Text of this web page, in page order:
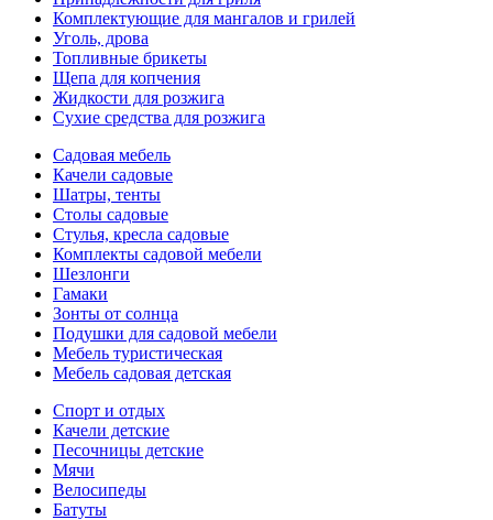
Комплектующие для мангалов и грилей
Уголь, дрова
Топливные брикеты
Щепа для копчения
Жидкости для розжига
Сухие средства для розжига
Садовая мебель
Качели садовые
Шатры, тенты
Столы садовые
Стулья, кресла садовые
Комплекты садовой мебели
Шезлонги
Гамаки
Зонты от солнца
Подушки для садовой мебели
Мебель туристическая
Мебель садовая детская
Спорт и отдых
Качели детские
Песочницы детские
Мячи
Велосипеды
Батуты